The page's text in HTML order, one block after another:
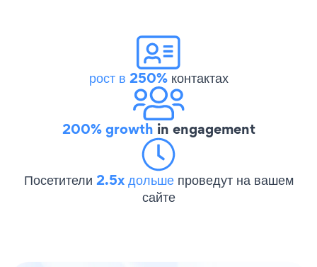
рост в 250%контактах
200% growth in engagement
Посетители 2.5x дольше проведут на вашем
сайте